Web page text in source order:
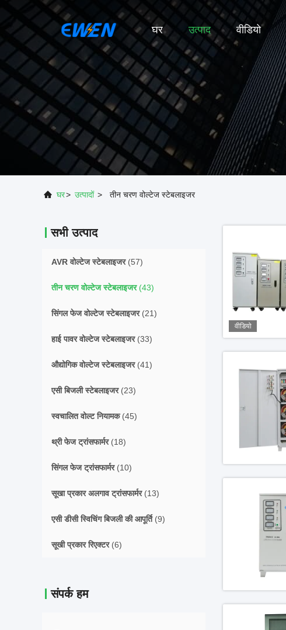
घर उत्पाद वीडियो
घर> उत्पादों > तीन चरण वोल्टेज स्टेबलाइजर
सभी उत्पाद
AVR वोल्टेज स्टेबलाइजर(57)
तीन चरण वोल्टेज स्टेबलाइजर(43)
सिंगल फेज वोल्टेज स्टेबलाइजर(21)
हाई पावर वोल्टेज स्टेबलाइजर(33)
औद्योगिक वोल्टेज स्टेबलाइजर(41)
एसी बिजली स्टेबलाइजर(23)
स्वचालित वोल्ट नियामक(45)
थ्री फेज ट्रांसफार्मर(18)
सिंगल फेज ट्रांसफार्मर(10)
सूखा प्रकार अलगाव ट्रांसफार्मर(13)
एसी डीसी स्विचिंग बिजली की आपूर्ति(9)
सूखी प्रकार रिएक्टर(6)
संपर्क हम
वीडियो